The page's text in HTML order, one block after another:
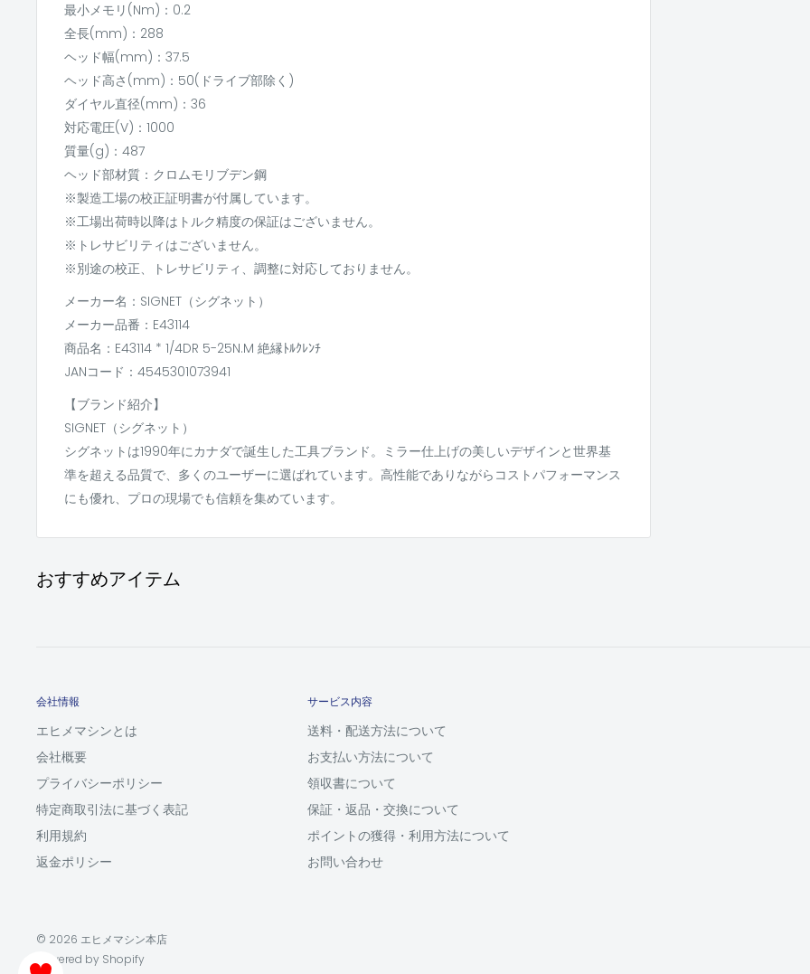
最小メモリ(Nm)：0.2
全長(mm)：288
ヘッド幅(mm)：37.5
ヘッド高さ(mm)：50(ドライブ部除く)
ダイヤル直径(mm)：36
対応電圧(V)：1000
質量(g)：487
ヘッド部材質：クロムモリブデン鋼
※製造工場の校正証明書が付属しています。
※工場出荷時以降はトルク精度の保証はございません。
※トレサビリティはございません。
※別途の校正、トレサビリティ、調整に対応しておりません。
メーカー名：SIGNET（シグネット）
メーカー品番：E43114
商品名：E43114 * 1/4DR 5-25N.M 絶縁ﾄﾙｸﾚﾝﾁ
JANコード：4545301073941
【ブランド紹介】
SIGNET（シグネット）
シグネットは1990年にカナダで誕生した工具ブランド。ミラー仕上げの美しいデザインと世界基
準を超える品質で、多くのユーザーに選ばれています。高性能でありながらコストパフォーマンス
にも優れ、プロの現場でも信頼を集めています。
おすすめアイテム
会社情報
エヒメマシンとは
会社概要
プライバシーポリシー
特定商取引法に基づく表記
利用規約
返金ポリシー
サービス内容
送料・配送方法について
お支払い方法について
領収書について
保証・返品・交換について
ポイントの獲得・利用方法について
お問い合わせ
© 2026 エヒメマシン本店
Powered by Shopify